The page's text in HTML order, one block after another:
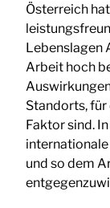
Österreich
Lebenslagen
Arbeit hoch
Standorts,
Faktor sind.
und so dem